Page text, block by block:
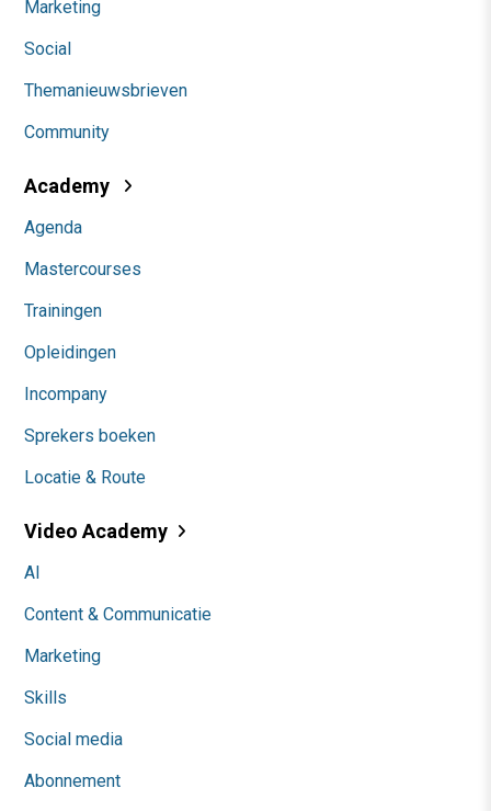
Marketing
Social
Themanieuwsbrieven
Community
Academy
Agenda
Mastercourses
Trainingen
Opleidingen
Incompany
Sprekers boeken
Locatie & Route
Video Academy
AI
Content & Communicatie
Marketing
Skills
Social media
Abonnement